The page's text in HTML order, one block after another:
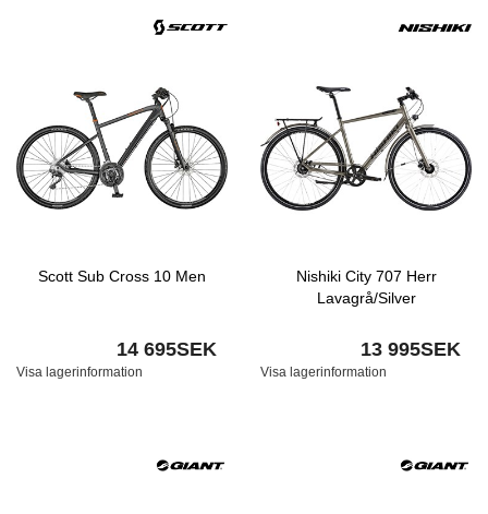
Scott Sub Cross 10 Men
14 695SEK
Visa lagerinformation
Nishiki City 707 Herr
Lavagrå/Silver
13 995SEK
Visa lagerinformation